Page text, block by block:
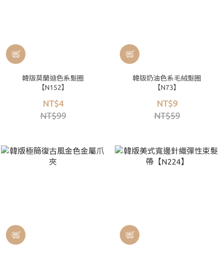
韓版莫蘭迪色系髮圈
【N152】
NT$4
NT$99
韓版奶油色系毛絨髮圈
【N73】
NT$9
NT$59